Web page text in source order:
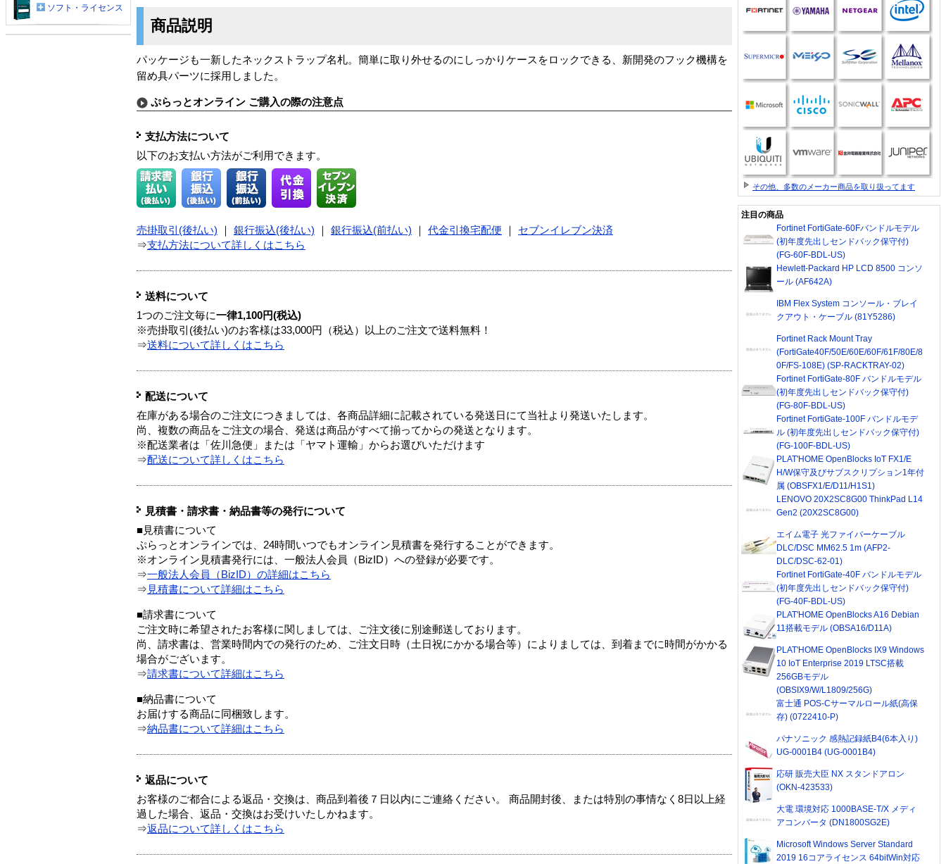
商品説明
パッケージも一新したネックストラップ名札。簡単に取り外せるのにしっかりケースをロックできる、新開発のフック機構を
留め具パーツに採用しました。
ぷらっとオンライン ご購入の際の注意点
支払方法について
以下のお支払い方法がご利用できます。
売掛取引(後払い) 銀行振込(後払い) 銀行振込(前払い) 代金引換宅配便
セブンイレブン決済
⇒支払方法について詳しくはこちら
送料について
1つのご注文毎に一律1,100円(税込)
※売掛取引(後払い)のお客様は33,000円（税込）以上のご注文で送料無料！
⇒送料について詳しくはこちら
配送について
在庫がある場合のご注文につきましては、各商品詳細に記載されている発送日にて当社より発送いたします。
尚、複数の商品をご注文の場合、発送は商品がすべて揃ってからの発送となります。
※配送業者は「佐川急便」または「ヤマト運輸」からお選びいただけます
⇒配送について詳しくはこちら
見積書・請求書・納品書等の発行について
■見積書について
ぷらっとオンラインでは、24時間いつでもオンライン見積書を発行することができます。
※オンライン見積書発行には、一般法人会員（BizID）への登録が必要です。
⇒一般法人会員（BizID）の詳細はこちら
⇒ 見積書について詳細はこちら
■請求書について
ご注文時に希望されたお客様に関しましては、ご注文後に別途郵送しております。
尚、請求書は、営業時間内での発行のため、ご注文日時（土日祝にかかる場合等）によりましては、到着までに時間がかかる
場合がございます。
⇒請求書について詳細はこちら
■納品書について
お届けする商品に同梱致します。
⇒納品書について詳細はこちら
返品について
お客様のご都合による返品・交換は、商品到着後７日以内にご連絡ください。 商品開封後、または特別の事情なく8日以上経
過した場合、返品・交換はお受けいたしかねます。
⇒返品について詳しくはこちら
ソフト・ライセンス
その他、多数のメーカー商品を取り扱ってます
注目の商品
Fortinet FortiGate-60Fバンドルモデル
(初年度先出しセンドバック保守付)
(FG-60F-BDL-US)
Hewlett-Packard HP LCD 8500 コンソ
ール (AF642A)
IBM Flex System コンソール・ブレイ
クアウト・ケーブル (81Y5286)
Fortinet Rack Mount Tray
(FortiGate40F/50E/60E/60F/61F/80E/8
0F/FS-108E) (SP-RACKTRAY-02)
Fortinet FortiGate-80F バンドルモデル
(初年度先出しセンドバック保守付)
(FG-80F-BDL-US)
Fortinet FortiGate-100F バンドルモデ
ル (初年度先出しセンドバック保守付)
(FG-100F-BDL-US)
PLAT'HOME OpenBlocks IoT FX1/E
H/W保守及びサブスクリプション1年付
属 (OBSFX1/E/D11/H1S1)
LENOVO 20X2SC8G00 ThinkPad L14
Gen2 (20X2SC8G00)
エイム電子 光ファイバーケーブル
DLC/DSC MM62.5 1m (AFP2-
DLC/DSC-62-01)
Fortinet FortiGate-40F バンドルモデル
(初年度先出しセンドバック保守付)
(FG-40F-BDL-US)
PLAT'HOME OpenBlocks A16 Debian
11搭載モデル (OBSA16/D11A)
PLAT'HOME OpenBlocks IX9 Windows
10 IoT Enterprise 2019 LTSC搭載
256GBモデル
(OBSIX9/W/L1809/256G)
富士通 POS-Cサーマルロール紙(高保
存) (0722410-P)
パナソニック 感熱記録紙B4(6本入り)
UG-0001B4 (UG-0001B4)
応研 販売大臣 NX スタンドアロン
(OKN-423533)
大電 環境対応 1000BASE-T/X メディ
アコンバータ (DN1800SG2E)
Microsoft Windows Server Standard
2019 16コアライセンス 64bitWin対応